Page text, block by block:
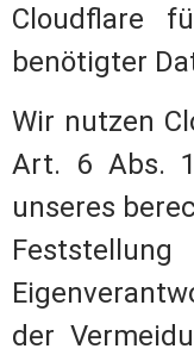
Cloudflare
benötigter
Wir nutzen
Art. 6 Abs.
unseres
der